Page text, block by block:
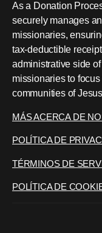
As a Donation
securely manages
missionaries,
tax-deductible
administrative side
missionaries to
communities of
MÁS ACERCA DE
POLÍTICA DE
TÉRMINOS DE
POLÍTICA DE